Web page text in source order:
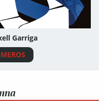
Garriga